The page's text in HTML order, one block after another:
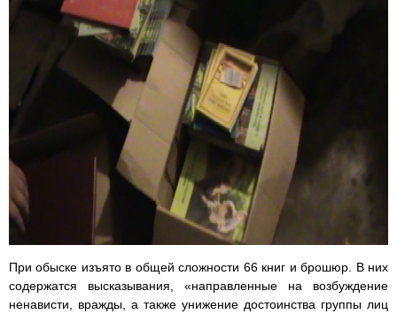
При обыске изъято в общей сложности 66 книг и брошюр. В них
содержатся высказывания, «направленные на возбуждение
ненависти, вражды, а также унижение достоинства группы лиц